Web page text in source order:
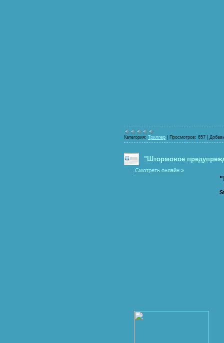
Категория: Триллер Просмотров: 657
"Штормовое
Смотреть онлайн »